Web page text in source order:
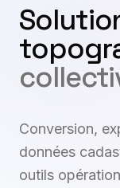
Conversion,
données
outils